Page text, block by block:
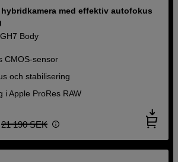
med effektiv autofokus
Body
CMOS-sensor
och stabilisering
i Apple ProRes RAW
21 190 SEK